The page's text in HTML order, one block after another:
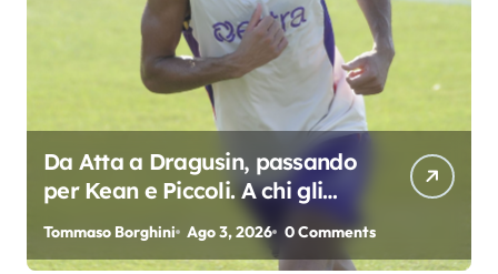
Da Atta a Dragusin, passando
per Kean e Piccoli. A chi gli
oscar del precampionato?
Tommaso Borghini Ago 3, 2026 0 Comments